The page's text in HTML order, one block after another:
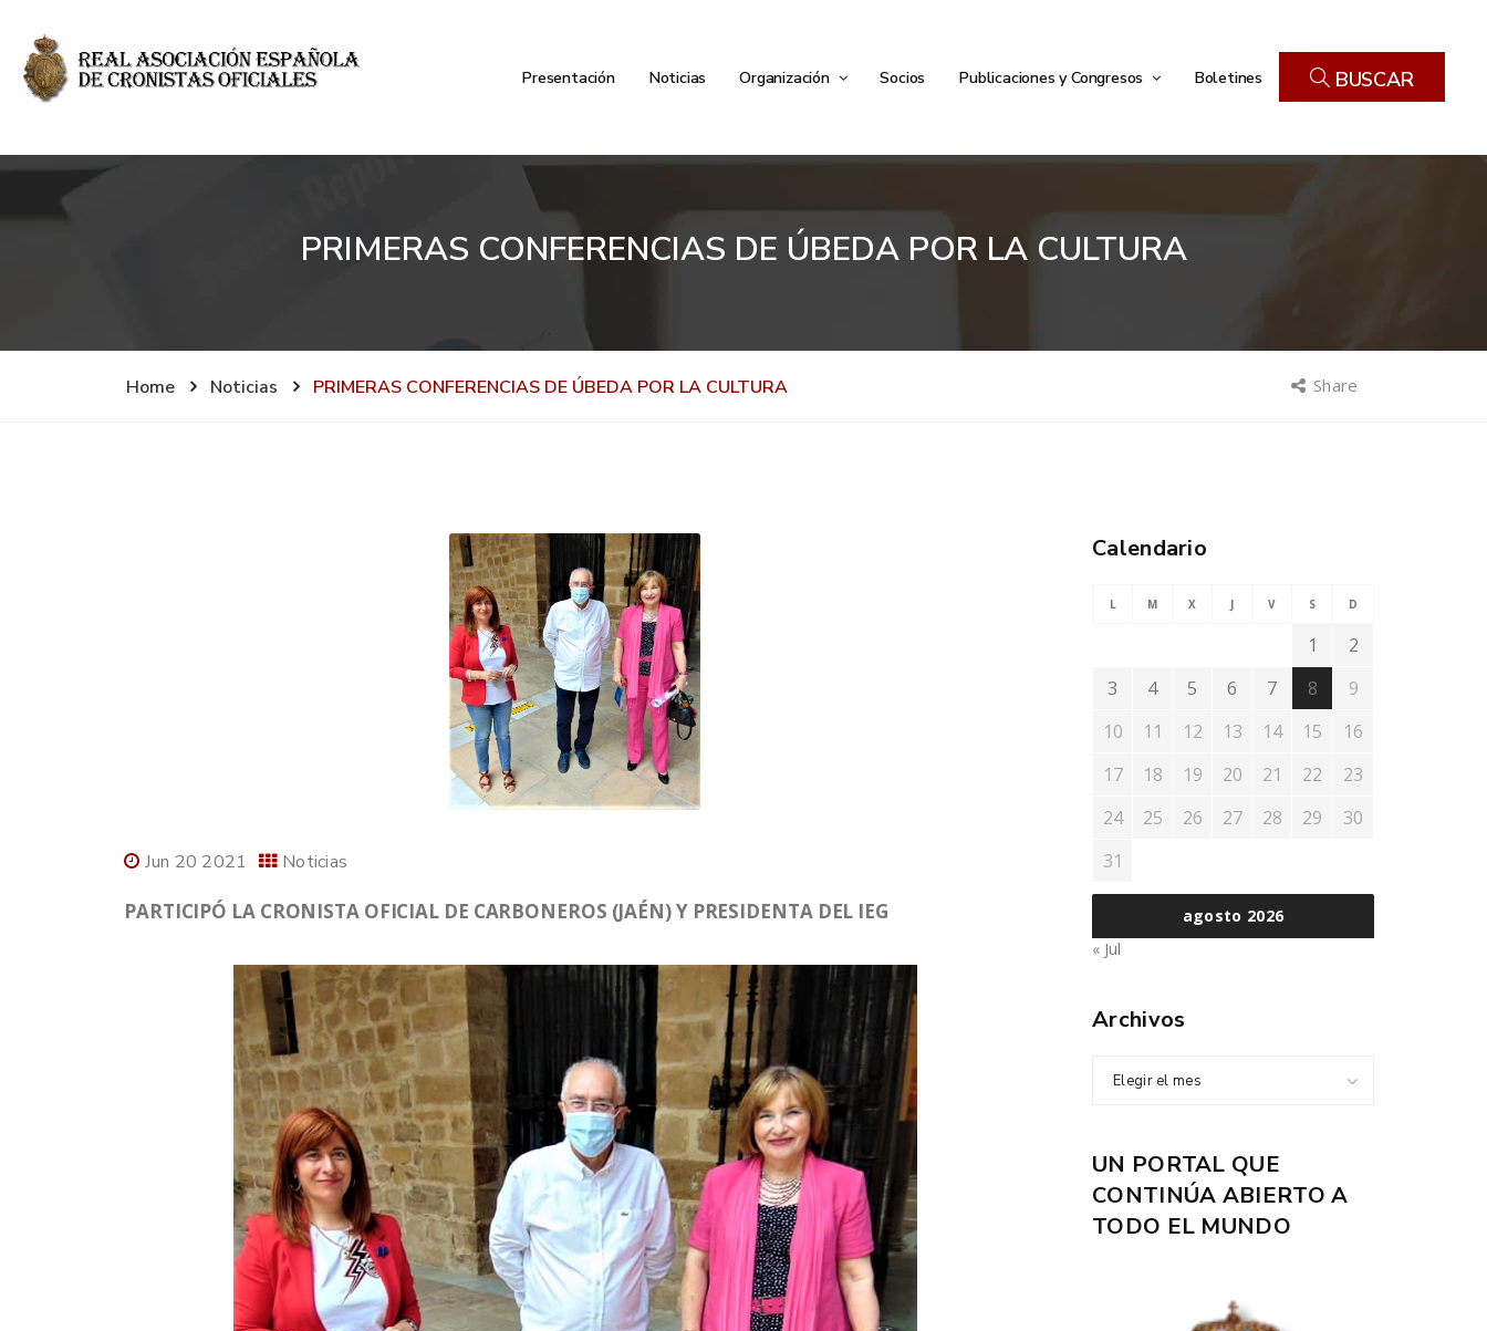
Presentación Noticias Organización Socios Publicaciones y Congresos Boletines BUSCAR
PRIMERAS CONFERENCIAS DE ÚBEDA POR LA CULTURA
Home Noticias PRIMERAS CONFERENCIAS DE ÚBEDA POR LA CULTURA Share
Jun 20 2021 Noticias
PARTICIPÓ LA CRONISTA OFICIAL DE CARBONEROS (JAÉN) Y PRESIDENTA DEL IEG
Calendario
agosto 2026
L M X J V S D
1
2
3
4 5 6 7 8
9
10
11 12 13 14 15
16
17
18 19 20 21 22
23
24
25 26 27 28 29
30
31
« Jul
Archivos
Elegir el mes
UN PORTAL QUE
CONTINÚA ABIERTO A
TODO EL MUNDO